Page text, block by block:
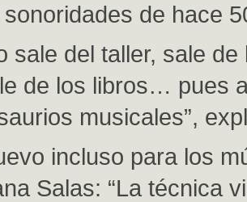
de hace
sale del taller, sale
de los libros… pues
musicales”,
incluso para los
Salas: “La técnica